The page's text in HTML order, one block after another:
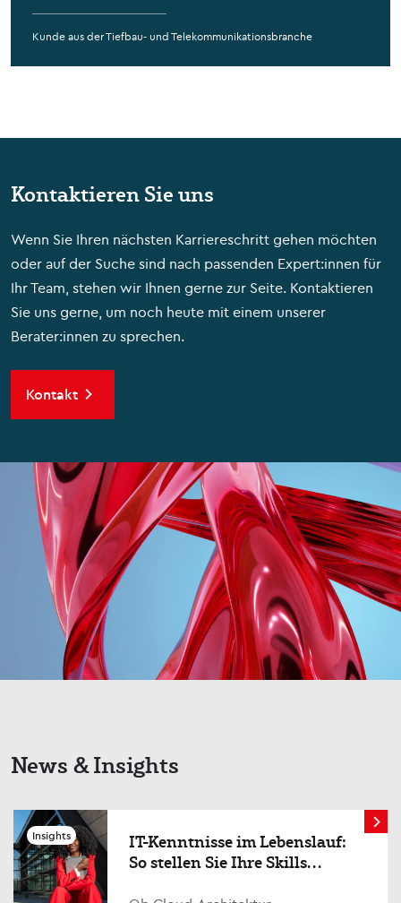
Kunde aus der Tiefbau- und Telekommunikationsbranche
Kontaktieren Sie uns
Wenn Sie Ihren nächsten Karriereschritt gehen möchten
oder auf der Suche sind nach passenden Expert:innen für
Ihr Team, stehen wir Ihnen gerne zur Seite. Kontaktieren
Sie uns gerne, um noch heute mit einem unserer
Berater:innen zu sprechen.
Kontakt
News & Insights
Insights
IT-Kenntnisse im Lebenslauf:
So stellen Sie Ihre Skills